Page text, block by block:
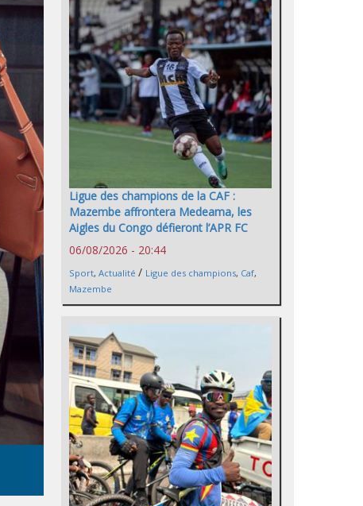
Ligue des champions de la CAF :
Mazembe affrontera Medeama, les
Aigles du Congo défieront l’APR FC
06/08/2026 - 20:44
Sport, Actualité / Ligue des champions, Caf,
Mazembe